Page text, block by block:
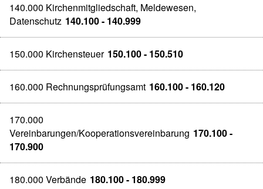
140.000 Kirchenmitgliedschaft, Meldewesen,
Datenschutz 140.100 - 140.999
150.000 Kirchensteuer 150.100 - 150.510
160.000 Rechnungsprüfungsamt 160.100 - 160.120
170.000
Vereinbarungen/Kooperationsvereinbarung 170.100 -
170.900
180.000 Verbände 180.100 - 180.999